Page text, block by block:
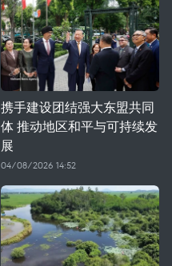
携手建设团结强大东盟共同
体 推动地区和平与可持续发
展
04/08/2026 14:52